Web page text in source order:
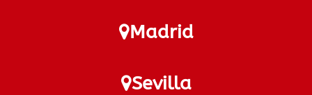
Madrid
Sevilla